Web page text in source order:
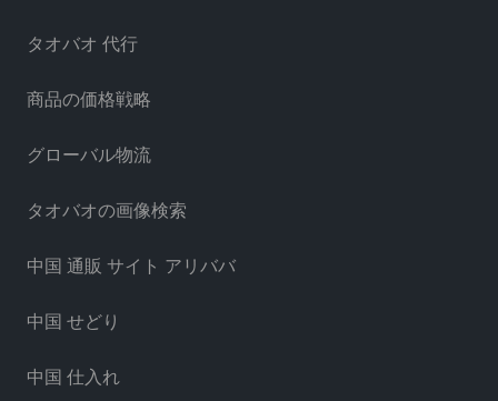
タオバオ 代行
商品の価格戦略
グローバル物流
タオバオの画像検索
中国 通販 サイト アリババ
中国 せどり
中国 仕入れ